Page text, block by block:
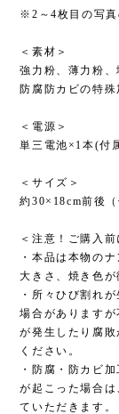
※2～4枚目の写真
＜素材＞
強力粉、薄力粉、
防腐防カビの特殊
＜電源＞
単三電池×1本(付
＜サイズ＞
約30×18cm前後（
＜注意！ご購入
・本品は本物の
大きさ、焼き色が
・所々ひび割れ
場合があります
が発生したり腐
ください。
・防腐・防カビ
が起こった場合
ていただきます